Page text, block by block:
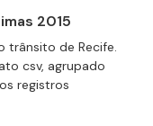
2015
trânsito de Recife.
csv, agrupado
registros